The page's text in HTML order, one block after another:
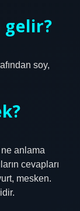
gelir?
soy,
anlama
cevapları
mesken.